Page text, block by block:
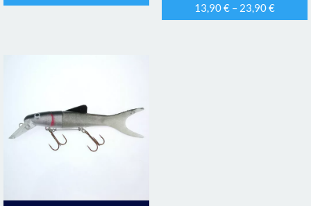
13,90€– 23,90€